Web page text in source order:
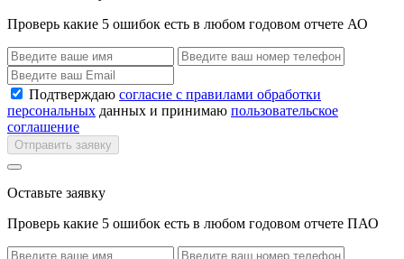
Проверь какие 5 ошибок есть в любом годовом отчете АО
Подтверждаю согласие с правилами обработки
персональных данных и принимаю пользовательское
соглашение
Отправить заявку
Оставьте заявку
Проверь какие 5 ошибок есть в любом годовом отчете ПАО